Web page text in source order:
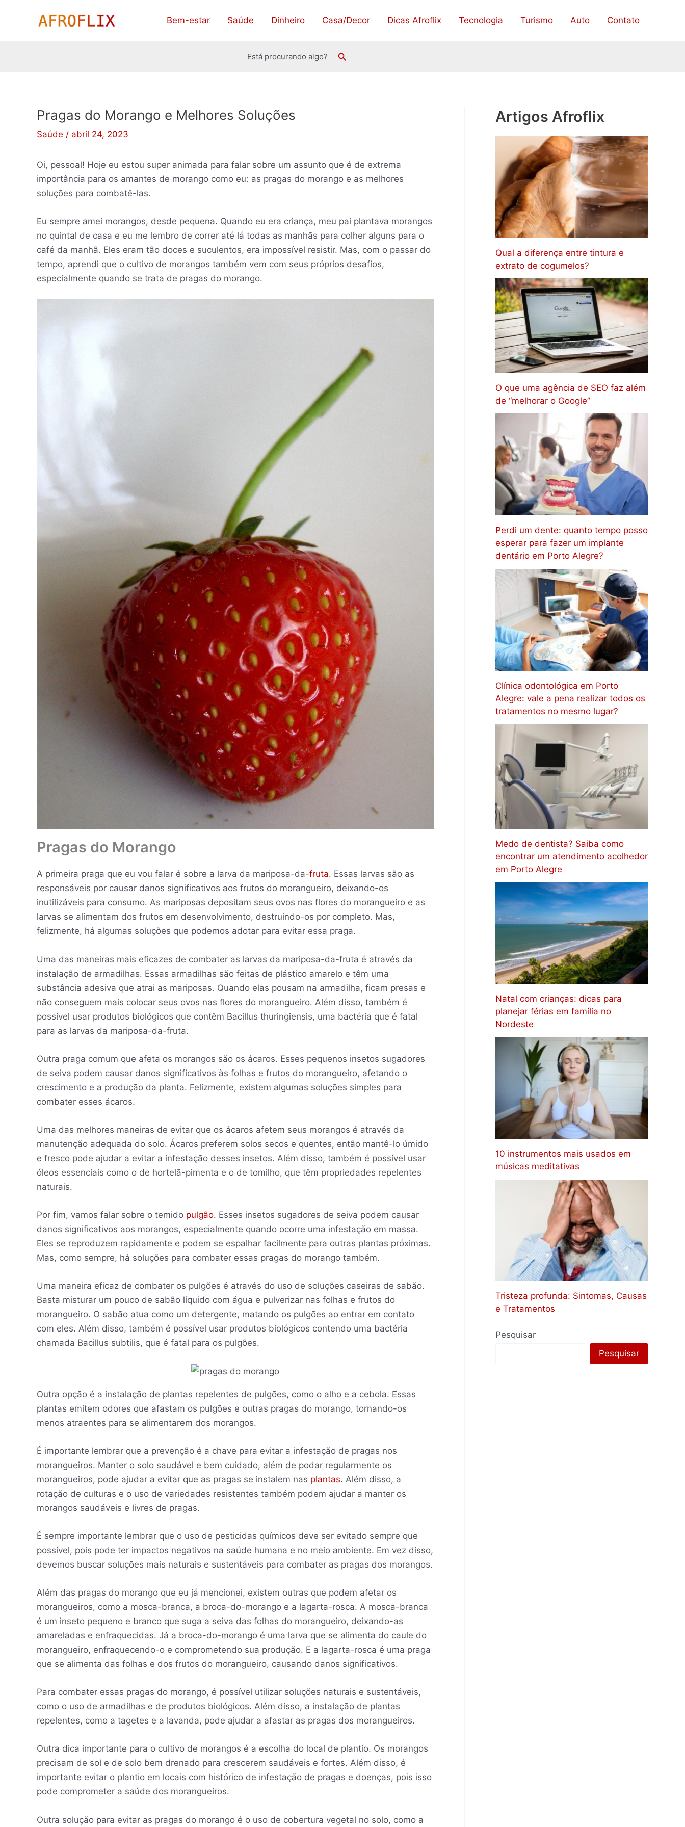
Bem-estar Saúde Dinheiro Casa/Decor Dicas Afroflix Tecnologia Turismo Auto Contato
Está procurando algo? Pesquisar
Pragas do Morango e Melhores Soluções
Saúde / abril 24, 2023
Oi, pessoal! Hoje eu estou super animada para falar sobre um assunto que é de extrema
importância para os amantes de morango como eu: as pragas do morango e as melhores
soluções para combatê-las.
Eu sempre amei morangos, desde pequena. Quando eu era criança, meu pai plantava morangos
no quintal de casa e eu me lembro de correr até lá todas as manhãs para colher alguns para o
café da manhã. Eles eram tão doces e suculentos, era impossível resistir. Mas, com o passar do
tempo, aprendi que o cultivo de morangos também vem com seus próprios desafios,
especialmente quando se trata de pragas do morango.
Pragas do Morango
A primeira praga que eu vou falar é sobre a larva da mariposa-da-fruta. Essas larvas são as
responsáveis por causar danos significativos aos frutos do morangueiro, deixando-os
inutilizáveis para consumo. As mariposas depositam seus ovos nas flores do morangueiro e as
larvas se alimentam dos frutos em desenvolvimento, destruindo-os por completo. Mas,
felizmente, há algumas soluções que podemos adotar para evitar essa praga.
Uma das maneiras mais eficazes de combater as larvas da mariposa-da-fruta é através da
instalação de armadilhas. Essas armadilhas são feitas de plástico amarelo e têm uma
substância adesiva que atrai as mariposas. Quando elas pousam na armadilha, ficam presas e
não conseguem mais colocar seus ovos nas flores do morangueiro. Além disso, também é
possível usar produtos biológicos que contêm Bacillus thuringiensis, uma bactéria que é fatal
para as larvas da mariposa-da-fruta.
Outra praga comum que afeta os morangos são os ácaros. Esses pequenos insetos sugadores
de seiva podem causar danos significativos às folhas e frutos do morangueiro, afetando o
crescimento e a produção da planta. Felizmente, existem algumas soluções simples para
combater esses ácaros.
Uma das melhores maneiras de evitar que os ácaros afetem seus morangos é através da
manutenção adequada do solo. Ácaros preferem solos secos e quentes, então mantê-lo úmido
e fresco pode ajudar a evitar a infestação desses insetos. Além disso, também é possível usar
óleos essenciais como o de hortelã-pimenta e o de tomilho, que têm propriedades repelentes
naturais.
Por fim, vamos falar sobre o temido pulgão. Esses insetos sugadores de seiva podem causar
danos significativos aos morangos, especialmente quando ocorre uma infestação em massa.
Eles se reproduzem rapidamente e podem se espalhar facilmente para outras plantas próximas.
Mas, como sempre, há soluções para combater essas pragas do morango também.
Uma maneira eficaz de combater os pulgões é através do uso de soluções caseiras de sabão.
Basta misturar um pouco de sabão líquido com água e pulverizar nas folhas e frutos do
morangueiro. O sabão atua como um detergente, matando os pulgões ao entrar em contato
com eles. Além disso, também é possível usar produtos biológicos contendo uma bactéria
chamada Bacillus subtilis, que é fatal para os pulgões.
Outra opção é a instalação de plantas repelentes de pulgões, como o alho e a cebola. Essas
plantas emitem odores que afastam os pulgões e outras pragas do morango, tornando-os
menos atraentes para se alimentarem dos morangos.
É importante lembrar que a prevenção é a chave para evitar a infestação de pragas nos
morangueiros. Manter o solo saudável e bem cuidado, além de podar regularmente os
morangueiros, pode ajudar a evitar que as pragas se instalem nas plantas. Além disso, a
rotação de culturas e o uso de variedades resistentes também podem ajudar a manter os
morangos saudáveis e livres de pragas.
É sempre importante lembrar que o uso de pesticidas químicos deve ser evitado sempre que
possível, pois pode ter impactos negativos na saúde humana e no meio ambiente. Em vez disso,
devemos buscar soluções mais naturais e sustentáveis para combater as pragas dos morangos.
Além das pragas do morango que eu já mencionei, existem outras que podem afetar os
morangueiros, como a mosca-branca, a broca-do-morango e a lagarta-rosca. A mosca-branca
é um inseto pequeno e branco que suga a seiva das folhas do morangueiro, deixando-as
amareladas e enfraquecidas. Já a broca-do-morango é uma larva que se alimenta do caule do
morangueiro, enfraquecendo-o e comprometendo sua produção. E a lagarta-rosca é uma praga
que se alimenta das folhas e dos frutos do morangueiro, causando danos significativos.
Para combater essas pragas do morango, é possível utilizar soluções naturais e sustentáveis,
como o uso de armadilhas e de produtos biológicos. Além disso, a instalação de plantas
repelentes, como a tagetes e a lavanda, pode ajudar a afastar as pragas dos morangueiros.
Outra dica importante para o cultivo de morangos é a escolha do local de plantio. Os morangos
precisam de sol e de solo bem drenado para crescerem saudáveis e fortes. Além disso, é
importante evitar o plantio em locais com histórico de infestação de pragas e doenças, pois isso
pode comprometer a saúde dos morangueiros.
Outra solução para evitar as pragas do morango é o uso de cobertura vegetal no solo, como a
Artigos Afroflix
Qual a diferença entre tintura e
extrato de cogumelos?
O que uma agência de SEO faz além
de “melhorar o Google”
Perdi um dente: quanto tempo posso
esperar para fazer um implante
dentário em Porto Alegre?
Clínica odontológica em Porto
Alegre: vale a pena realizar todos os
tratamentos no mesmo lugar?
Medo de dentista? Saiba como
encontrar um atendimento acolhedor
em Porto Alegre
Natal com crianças: dicas para
planejar férias em família no
Nordeste
10 instrumentos mais usados em
músicas meditativas
Tristeza profunda: Sintomas, Causas
e Tratamentos
Pesquisar
Pesquisar